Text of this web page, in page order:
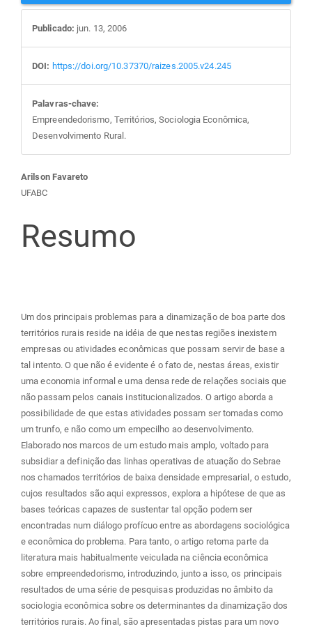
Publicado: jun. 13, 2006
DOI: https://doi.org/10.37370/raizes.2005.v24.245
Palavras-chave:
Empreendedorismo, Territórios, Sociologia Econômica,
Desenvolvimento Rural.
Conteúdo
do
artigo
Arilson Favareto
UFABC
Resumo
Um dos principais problemas para a dinamização de boa parte dos
territórios rurais reside na idéia de que nestas regiões inexistem
empresas ou atividades econômicas que possam servir de base a
tal intento. O que não é evidente é o fato de, nestas áreas, existir
uma economia informal e uma densa rede de relações sociais que
não passam pelos canais institucionalizados. O artigo aborda a
possibilidade de que estas atividades possam ser tomadas como
um trunfo, e não como um empecilho ao desenvolvimento.
Elaborado nos marcos de um estudo mais amplo, voltado para
subsidiar a definição das linhas operativas de atuação do Sebrae
nos chamados territórios de baixa densidade empresarial, o estudo,
cujos resultados são aqui expressos, explora a hipótese de que as
bases teóricas capazes de sustentar tal opção podem ser
encontradas num diálogo profícuo entre as abordagens sociológica
e econômica do problema. Para tanto, o artigo retoma parte da
literatura mais habitualmente veiculada na ciência econômica
sobre empreendedorismo, introduzindo, junto a isso, os principais
resultados de uma série de pesquisas produzidas no âmbito da
sociologia econômica sobre os determinantes da dinamização dos
territórios rurais. Ao final, são apresentadas pistas para um novo